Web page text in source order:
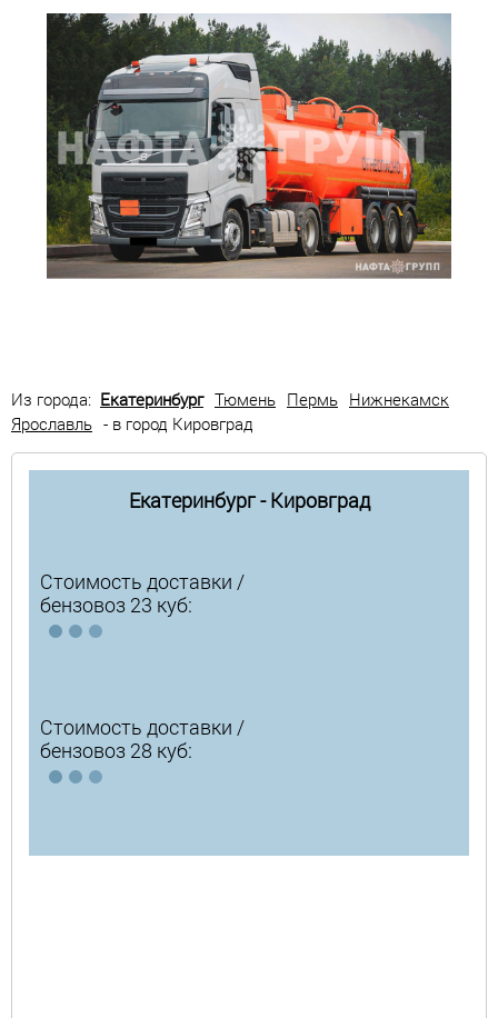
Из города: Екатеринбург Тюмень Пермь Нижнекамск
Ярославль - в город Кировград
Екатеринбург - Кировград
Стоимость доставки /
бензовоз 23 куб:
Стоимость доставки /
бензовоз 28 куб: